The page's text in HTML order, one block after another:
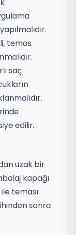
temas
saç
edilir.
uzak bir
kapağı
teması
sonra